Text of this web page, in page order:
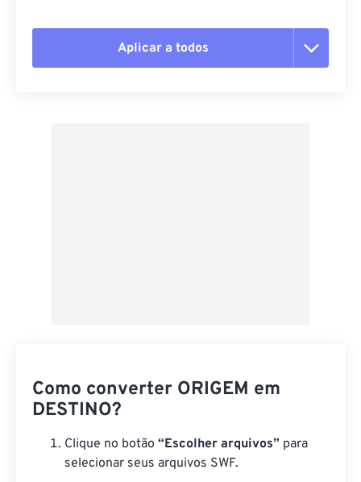
Aplicar a todos
Como converter ORIGEM em
DESTINO?
Clique no botão “Escolher arquivos” para
selecionar seus arquivos SWF.